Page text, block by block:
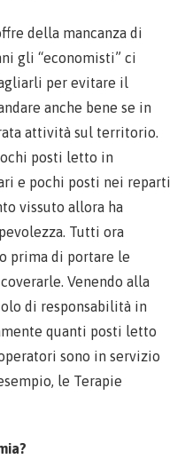
della mancanza di
gli “economisti” ci
per evitare il
anche bene se in
attività sul territorio.
posti letto in
e pochi posti nei reparti
vissuto allora ha
Tutti ora
prima di portare le
Venendo alla
di responsabilità in
quanti posti letto
sono in servizio
le Terapie